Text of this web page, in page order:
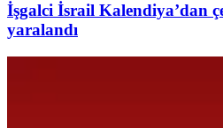
İşgalci İsrail Kalendiya’dan
yaralandı